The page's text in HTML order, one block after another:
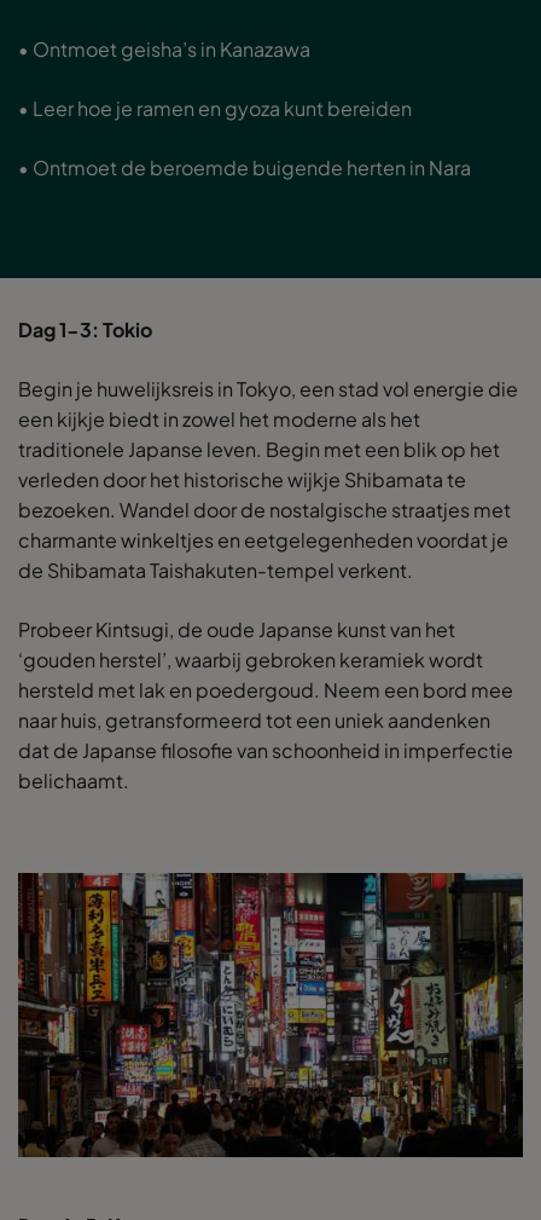
• Ontmoet geisha’s in Kanazawa
• Leer hoe je ramen en gyoza kunt bereiden
• Ontmoet de beroemde buigende herten in Nara
Dag 1-3: Tokio
Begin je huwelijksreis in Tokyo, een stad vol energie die
een kijkje biedt in zowel het moderne als het
traditionele Japanse leven. Begin met een blik op het
verleden door het historische wijkje Shibamata te
bezoeken. Wandel door de nostalgische straatjes met
charmante winkeltjes en eetgelegenheden voordat je
de Shibamata Taishakuten-tempel verkent.
Probeer Kintsugi, de oude Japanse kunst van het
‘gouden herstel’, waarbij gebroken keramiek wordt
hersteld met lak en poedergoud. Neem een bord mee
naar huis, getransformeerd tot een uniek aandenken
dat de Japanse filosofie van schoonheid in imperfectie
belichaamt.